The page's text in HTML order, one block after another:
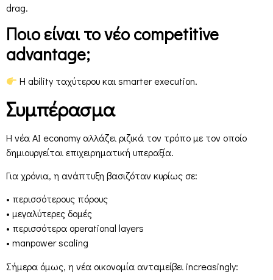
drag.
Ποιο είναι το νέο competitive
advantage;
Η ability ταχύτερου και smarter execution.
Συμπέρασμα
Η νέα AI economy αλλάζει ριζικά τον τρόπο με τον οποίο
δημιουργείται επιχειρηματική υπεραξία.
Για χρόνια, η ανάπτυξη βασιζόταν κυρίως σε:
• περισσότερους πόρους
• μεγαλύτερες δομές
• περισσότερα operational layers
• manpower scaling
Σήμερα όμως, η νέα οικονομία ανταμείβει increasingly: